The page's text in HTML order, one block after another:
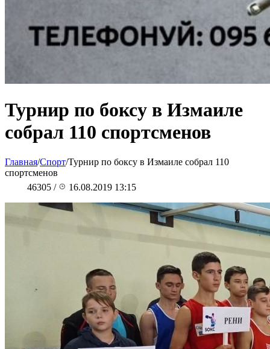
Турнир по боксу в Измаиле
собрал 110 спортсменов
Главная/Спорт/Турнир по боксу в Измаиле собрал 110
спортсменов
46305 / 16.08.2019 13:15